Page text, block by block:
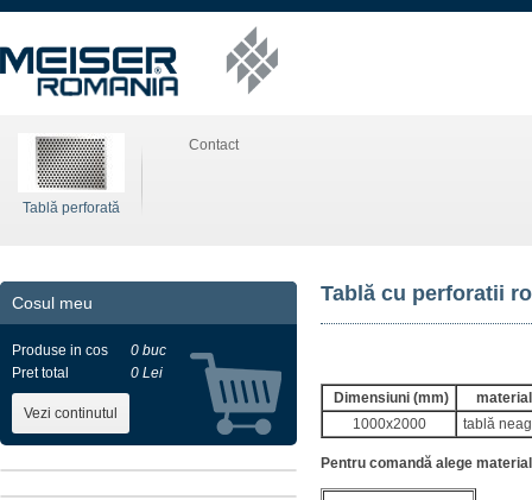
Tablă perforată
Contact
Cosul meu
Produse in cos
0 buc
Pret total
0 Lei
Vezi continutul
Tablă cu perforatii
Dimensiuni (mm)
material
1000x2000
tablă
Pentru comandă alege